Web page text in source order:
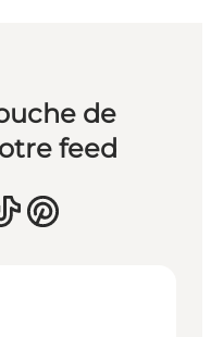
de
feed